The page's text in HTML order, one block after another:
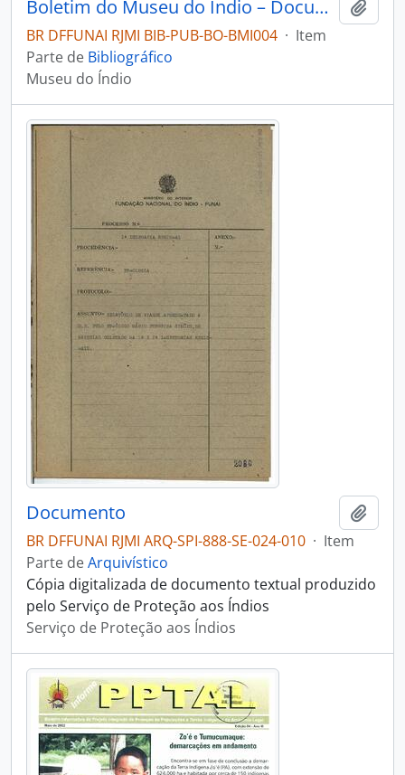
Boletim do Museu do Índio – Documentação – Nº 8
BR DFFUNAI RJMI BIB-PUB-BO-BMI004 · Item
Parte de Bibliográfico
Museu do Índio
Documento
BR DFFUNAI RJMI ARQ-SPI-888-SE-024-010 · Item
Parte deArquivístico
Cópia digitalizada de documento textual produzido
pelo Serviço de Proteção aos Índios
Serviço de Proteção aos Índios